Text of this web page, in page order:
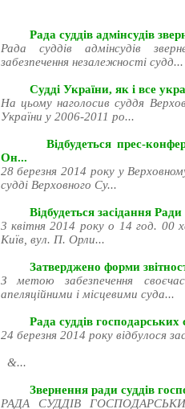
Рада суддів адмінсудів
Рада суддів адмінсудів
забезпечення незалежності судд...
Судді України, як і все
На цьому наголосив суддя
України у 2006-2011 ро...
Відбудеться прес-
Он...
28 березня 2014 року у
судді Верховного Су...
Відбудеться засідання
3 квітня 2014 року о 14 год. 00
Київ, вул. П. Орли...
Затверджено форми
З метою забезпечення
апеляційними і місцевими суда...
Рада суддів господарських
24 березня 2014 року відбулося
&...
Звернення ради суддів
РАДА СУДДІВ